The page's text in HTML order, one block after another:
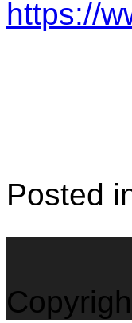
https://
Posted